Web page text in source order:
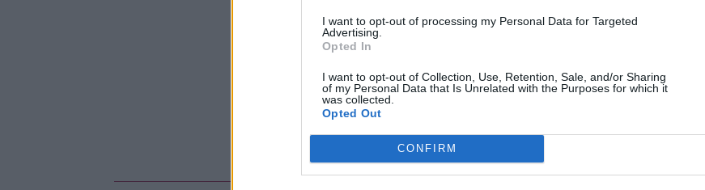
I want to opt-out of processing my Personal Data for Targeted
Advertising.
Opted In
I want to opt-out of Collection, Use, Retention, Sale, and/or Sharing
of my Personal Data that Is Unrelated with the Purposes for which it
was collected.
Opted Out
CONFIRM